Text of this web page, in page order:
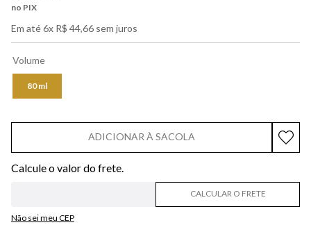
no PIX
Em até6x R$ 44,66 sem juros
Volume
80 ml
ADICIONAR À SACOLA
Não sei meu CEP
CALCULAR O FRETE